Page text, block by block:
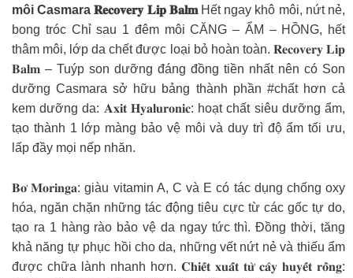
môi Casmara 𝐑𝐞𝐜𝐨𝐯𝐞𝐫𝐲 𝐋𝐢𝐩 𝐁𝐚𝐥𝐦Hết ngay khô môi, nứt nẻ,
bong tróc Chỉ sau 1 đêm môi CĂNG – ẨM – HỒNG, hết
thâm môi, lớp da chết được loại bỏ hoàn toàn. 𝐑𝐞𝐜𝐨𝐯𝐞𝐫𝐲 𝐋𝐢𝐩
𝐁𝐚𝐥𝐦 – Tuýp son dưỡng đáng đồng tiền nhất nên có Son
dưỡng Casmara sở hữu bảng thành phần #chất hơn cả
kem dưỡng da: 𝐀𝐱𝐢𝐭 𝐇𝐲𝐚𝐥𝐮𝐫𝐨𝐧𝐢𝐜: hoạt chất siêu dưỡng ẩm,
tạo thành 1 lớp màng bảo vệ môi và duy trì độ ẩm tối ưu,
lấp đầy mọi nếp nhăn.
𝐁𝐨̛ 𝐌𝐨𝐫𝐢𝐧𝐠𝐚: giàu vitamin A, C và E có tác dụng chống oxy
hóa, ngăn chặn những tác động tiêu cực từ các gốc tự do,
tạo ra 1 hàng rào bảo vệ da ngay tức thì. Đồng thời, tăng
khả năng tự phục hồi cho da, những vết nứt nẻ và thiếu ẩm
được chữa lành nhanh hơn. 𝐂𝐡𝐢𝐞̂́𝐭 𝐱𝐮𝐚̂́𝐭 𝐭𝐮̛̀ 𝐜𝐚̂𝐲 𝐡𝐮𝐲𝐞̂́𝐭 𝐫𝐨̂̀𝐧𝐠: